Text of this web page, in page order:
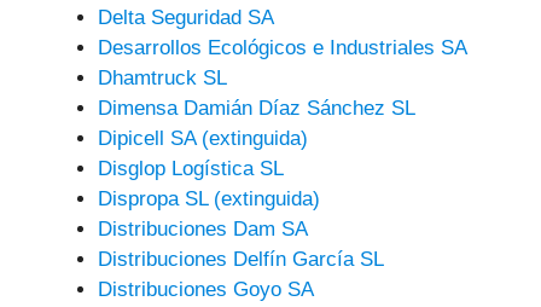
Delta Seguridad SA
Desarrollos Ecológicos e Industriales SA
Dhamtruck SL
Dimensa Damián Díaz Sánchez SL
Dipicell SA (extinguida)
Disglop Logística SL
Dispropa SL (extinguida)
Distribuciones Dam SA
Distribuciones Delfín García SL
Distribuciones Goyo SA